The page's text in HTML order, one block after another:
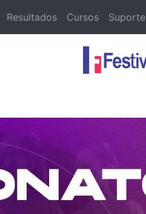
Resultados Cursos Suporte